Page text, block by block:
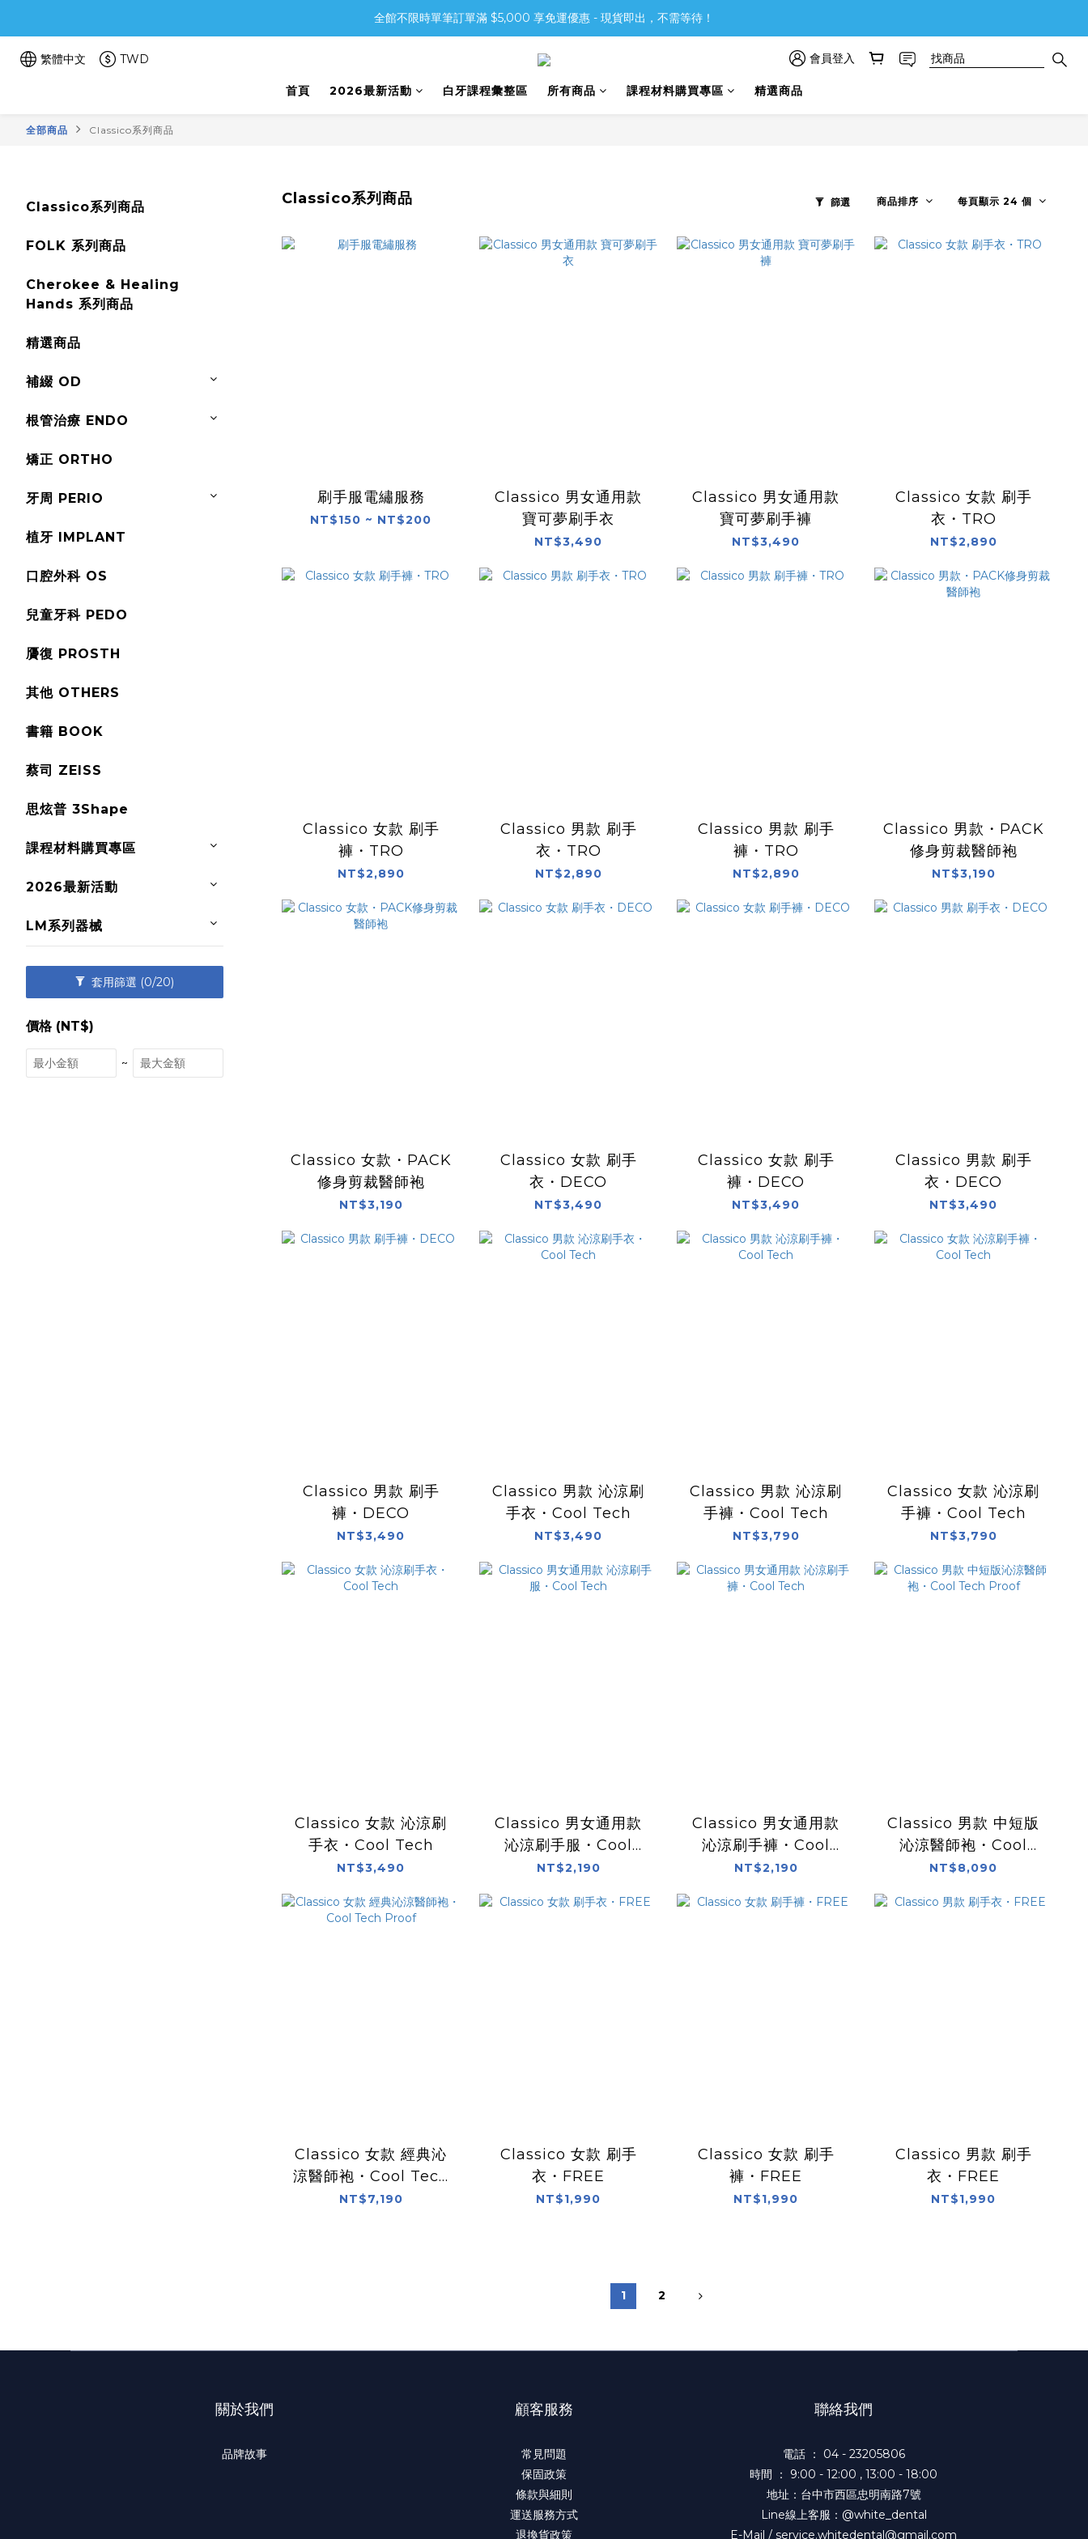
全館不限時單筆訂單滿 $5,000 享免運優惠 - 現貨即出，不需等待！
繁體中文 TWD 會員登入
首頁 2026最新活動 白牙課程彙整區 所有商品 課程材料購買專區 精選商品
全部商品 Classico系列商品
Classico系列商品
FOLK 系列商品
Cherokee & Healing
Hands 系列商品
精選商品
補綴 OD
根管治療 ENDO
矯正 ORTHO
牙周 PERIO
植牙 IMPLANT
口腔外科 OS
兒童牙科 PEDO
贗復 PROSTH
其他 OTHERS
書籍 BOOK
蔡司 ZEISS
思炫普 3Shape
課程材料購買專區
2026最新活動
LM系列器械
套用篩選 (0/20)
價格 (NT$)
~
Classico系列商品 篩選 商品排序 每頁顯示 24 個
刷手服電繡服務
NT$150 ~ NT$200
Classico 男女通用款
寶可夢刷手衣
NT$3,490
Classico 男女通用款
寶可夢刷手褲
NT$3,490
Classico 女款 刷手
衣・TRO
NT$2,890
Classico 女款 刷手
褲・TRO
NT$2,890
Classico 男款 刷手
衣・TRO
NT$2,890
Classico 男款 刷手
褲・TRO
NT$2,890
Classico 男款・PACK
修身剪裁醫師袍
NT$3,190
Classico 女款・PACK
修身剪裁醫師袍
NT$3,190
Classico 女款 刷手
衣・DECO
NT$3,490
Classico 女款 刷手
褲・DECO
NT$3,490
Classico 男款 刷手
衣・DECO
NT$3,490
Classico 男款 刷手
褲・DECO
NT$3,490
Classico 男款 沁涼刷
手衣・Cool Tech
NT$3,490
Classico 男款 沁涼刷
手褲・Cool Tech
NT$3,790
Classico 女款 沁涼刷
手褲・Cool Tech
NT$3,790
Classico 女款 沁涼刷
手衣・Cool Tech
NT$3,490
Classico 男女通用款
沁涼刷手服・Cool
Tech
NT$2,190
Classico 男女通用款
沁涼刷手褲・Cool
Tech
NT$2,190
Classico 男款 中短版
沁涼醫師袍・Cool
Tech Proof
NT$8,090
Classico 女款 經典沁
涼醫師袍・Cool Tech
Proof
NT$7,190
Classico 女款 刷手
衣・FREE
NT$1,990
Classico 女款 刷手
褲・FREE
NT$1,990
Classico 男款 刷手
衣・FREE
NT$1,990
1 2
關於我們
品牌故事
顧客服務
常見問題
保固政策
條款與細則
運送服務方式
退換貨政策
聯絡我們
電話 ： 04 - 23205806
時間 ： 9:00 - 12:00 , 13:00 - 18:00
地址：台中市西區忠明南路7號
Line線上客服：@white_dental
E-Mail / service.whitedental@gmail.com